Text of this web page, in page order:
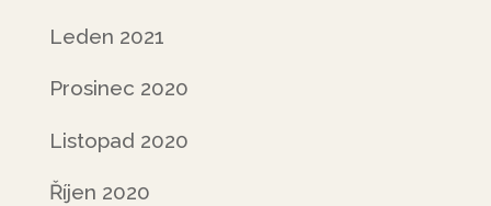
Leden 2021
Prosinec 2020
Listopad 2020
Říjen 2020